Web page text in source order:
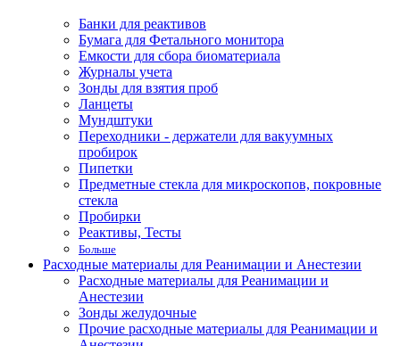
Банки для реактивов
Бумага для Фетального монитора
Емкости для сбора биоматериала
Журналы учета
Зонды для взятия проб
Ланцеты
Мундштуки
Переходники - держатели для вакуумных
пробирок
Пипетки
Предметные стекла для микроскопов, покровные
стекла
Пробирки
Реактивы, Тесты
Больше
Расходные материалы для Реанимации и Анестезии
Расходные материалы для Реанимации и
Анестезии
Зонды желудочные
Прочие расходные материалы для Реанимации и